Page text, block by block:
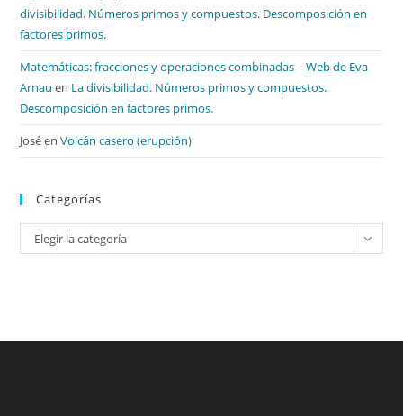
divisibilidad. Números primos y compuestos. Descomposición en
factores primos.
Matemáticas: fracciones y operaciones combinadas – Web de Eva
Arnau en La divisibilidad. Números primos y compuestos.
Descomposición en factores primos.
JoséenVolcán casero (erupción)
Categorías
Categorías
Elegir la categoría